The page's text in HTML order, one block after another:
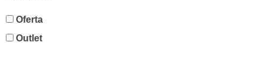
Oferta
Outlet